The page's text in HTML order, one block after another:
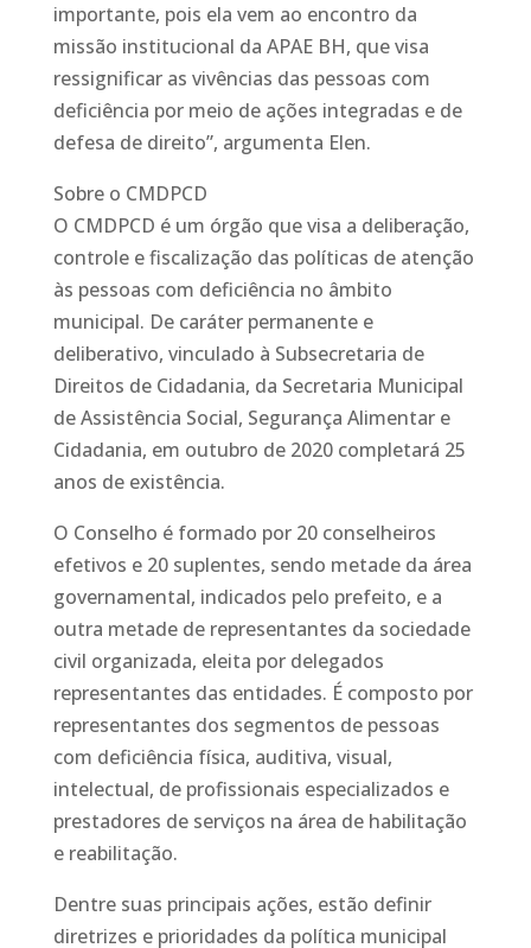
importante, pois ela vem ao encontro da
missão institucional da APAE BH, que visa
ressignificar as vivências das pessoas com
deficiência por meio de ações integradas e de
defesa de direito”, argumenta Elen.
Sobre o CMDPCD
O CMDPCD é um órgão que visa a deliberação,
controle e fiscalização das políticas de atenção
às pessoas com deficiência no âmbito
municipal. De caráter permanente e
deliberativo, vinculado à Subsecretaria de
Direitos de Cidadania, da Secretaria Municipal
de Assistência Social, Segurança Alimentar e
Cidadania, em outubro de 2020 completará 25
anos de existência.
O Conselho é formado por 20 conselheiros
efetivos e 20 suplentes, sendo metade da área
governamental, indicados pelo prefeito, e a
outra metade de representantes da sociedade
civil organizada, eleita por delegados
representantes das entidades. É composto por
representantes dos segmentos de pessoas
com deficiência física, auditiva, visual,
intelectual, de profissionais especializados e
prestadores de serviços na área de habilitação
e reabilitação.
Dentre suas principais ações, estão definir
diretrizes e prioridades da política municipal